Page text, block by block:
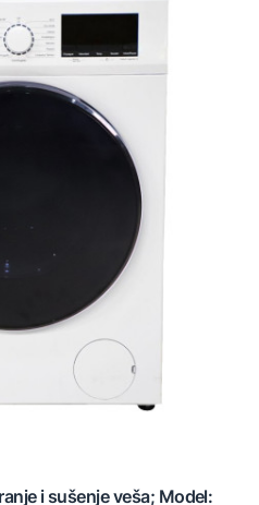
i sušenje veša; Model: